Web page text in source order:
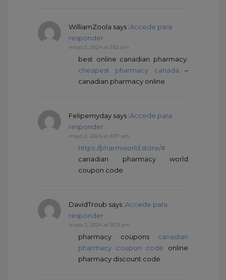
WilliamZoola says :Accede para
responder
mayo 2, 2024 at 5:52 am
best online canadian pharmacy:
cheapest pharmacy canada –
canadian pharmacy online
Felipemyday says :Accede para
responder
mayo 2, 2024 at 8:37 am
https://pharmworld.store/#
canadian pharmacy world
coupon code
DavidTroub says :Accede para
responder
mayo 2, 2024 at 9:23 am
pharmacy coupons canadian
pharmacy coupon code online
pharmacy discount code